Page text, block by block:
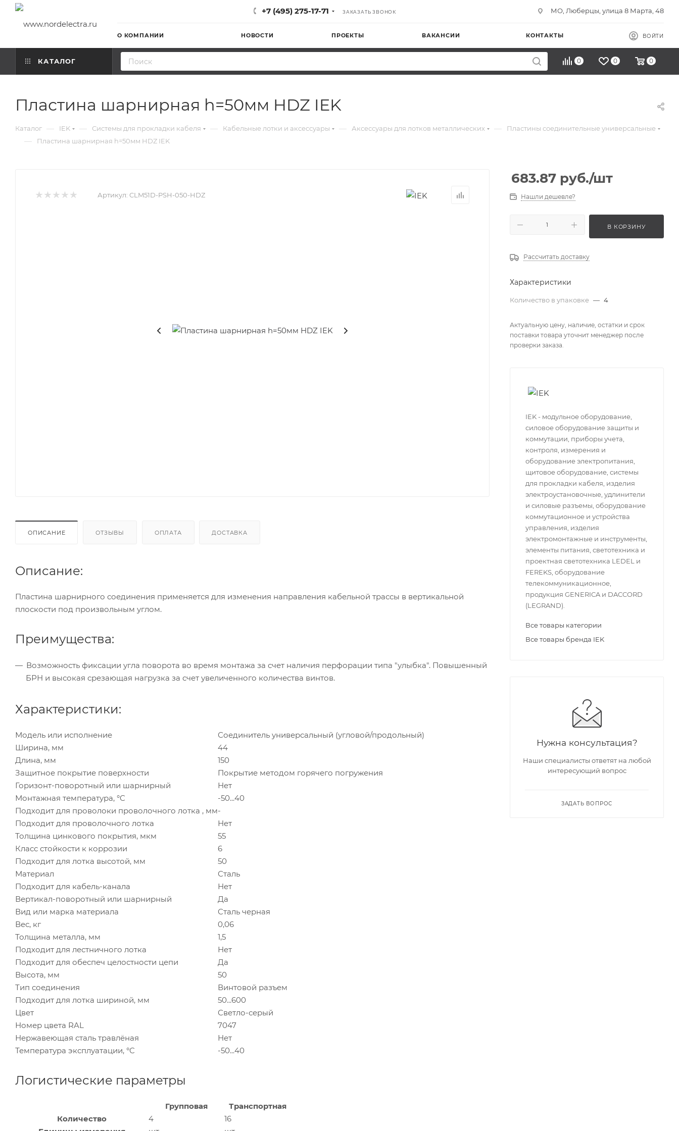
+7 (495) 275-17-71 ЗАКАЗАТЬ ЗВОНОК МО, Люберцы, улица 8 Марта, 48
О КОМПАНИИ НОВОСТИ ПРОЕКТЫ ВАКАНСИИ КОНТАКТЫ ВОЙТИ
КАТАЛОГ 0 0 0
Пластина шарнирная h=50мм HDZ IEK
Каталог — IEK — Системы для прокладки кабеля — Кабельные лотки и аксессуары — Аксессуары для лотков металлических — Пластины соединительные универсальные
— Пластина шарнирная h=50мм HDZ IEK
Артикул: CLM51D-PSH-050-HDZ
ОПИСАНИЕ ОТЗЫВЫ ОПЛАТА ДОСТАВКА
Описание:
Пластина шарнирного соединения применяется для изменения направления кабельной трассы в вертикальной
плоскости под произвольным углом.
Преимущества:
Возможность фиксации угла поворота во время монтажа за счет наличия перфорации типа "улыбка". Повышенный
БРН и высокая срезающая нагрузка за счет увеличенного количества винтов.
Характеристики:
Модель или исполнение
Соединитель универсальный (угловой/продольный)
Ширина, мм
44
Длина, мм
150
Защитное покрытие поверхности
Покрытие методом горячего погружения
Горизонт-поворотный или шарнирный
Нет
Монтажная температура, °C
-50...40
Подходит для проволоки проволочного лотка , мм-
Подходит для проволочного лотка
Нет
Толщина цинкового покрытия, мкм
55
Класс стойкости к коррозии
6
Подходит для лотка высотой, мм
50
Материал
Сталь
Подходит для кабель-канала
Нет
Вертикал-поворотный или шарнирный
Да
Вид или марка материала
Сталь черная
Вес, кг
0,06
Толщина металла, мм
1,5
Подходит для лестничного лотка
Нет
Подходит для обеспеч целостности цепи
Да
Высота, мм
50
Тип соединения
Винтовой разъем
Подходит для лотка шириной, мм
50...600
Цвет
Светло-серый
Номер цвета RAL
7047
Нержавеющая сталь травлёная
Нет
Температура эксплуатации, °C
-50...40
Логистические параметры
Групповая
Транспортная
Количество
4
16
683.87 руб./шт
Нашли дешевле?
В КОРЗИНУ
Рассчитать доставку
Характеристики
Количество в упаковке — 4
Актуальную цену, наличие, остатки и срок
поставки товара уточнит менеджер после
проверки заказа.
IEK - модульное оборудование,
силовое оборудование защиты и
коммутации, приборы учета,
контроля, измерения и
оборудование электропитания,
щитовое оборудование, системы
для прокладки кабеля, изделия
электроустановочные, удлинители
и силовые разъемы, оборудование
коммутационное и устройства
управления, изделия
электромонтажные и инструменты,
элементы питания, светотехника и
проектная светотехника LEDEL и
FEREKS, оборудование
телекоммуникационное,
продукция GENERICA и DACCORD
(LEGRAND).
Все товары категории
Все товары бренда IEK
Нужна консультация?
Наши специалисты ответят на любой
интересующий вопрос
ЗАДАТЬ ВОПРОС